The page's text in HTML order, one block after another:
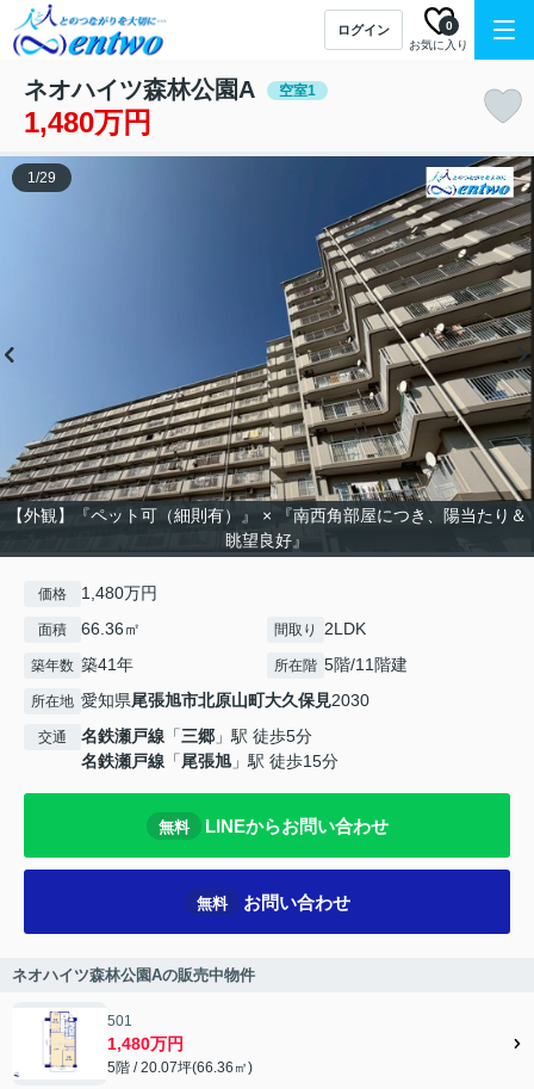
ログイン
お気に入り
0
ネオハイツ森林公園A 空室1
1,480万円
【外観】『ペット可（細則有）』 × 『南西角部屋につき、陽当たり＆
眺望良好』
1/29
価格 1,480万円
面積 66.36㎡ 間取り 2LDK
築年数 築41年 所在階 5階/11階建
所在地 愛知県尾張旭市北原山町大久保見2030
交通 名鉄瀬戸線 「三郷 」駅 徒歩5分
名鉄瀬戸線 「尾張旭 」駅 徒歩15分
無料 LINEからお問い合わせ
無料 お問い合わせ
ネオハイツ森林公園Aの販売中物件
501
1,480万円
5階 / 20.07坪(66.36㎡)